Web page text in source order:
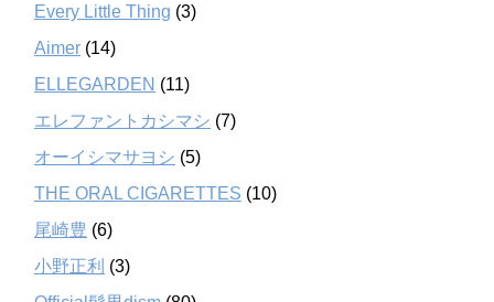
Every Little Thing (3)
Aimer (14)
ELLEGARDEN (11)
エレファントカシマシ (7)
オーイシマサヨシ (5)
THE ORAL CIGARETTES (10)
尾崎豊 (6)
小野正利 (3)